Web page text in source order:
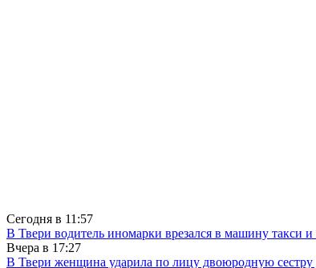
Сегодня в 11:57
В Твери водитель иномарки врезался в машину такси
Вчера в 17:27
В Твери женщина ударила по лицу двоюродную сестру